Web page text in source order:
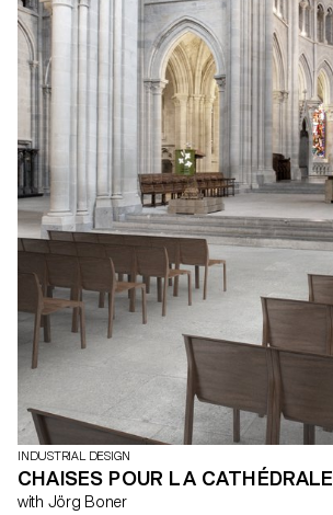
INDUSTRIAL DESIGN
CHAISES POUR LA CATHÉDRALE
with Jörg Boner